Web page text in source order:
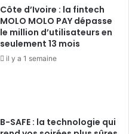
Côte d’Ivoire : la fintech
MOLO MOLO PAY dépasse
le million d’utilisateurs en
seulement 13 mois
il y a 1 semaine
B-SAFE : la technologie qui